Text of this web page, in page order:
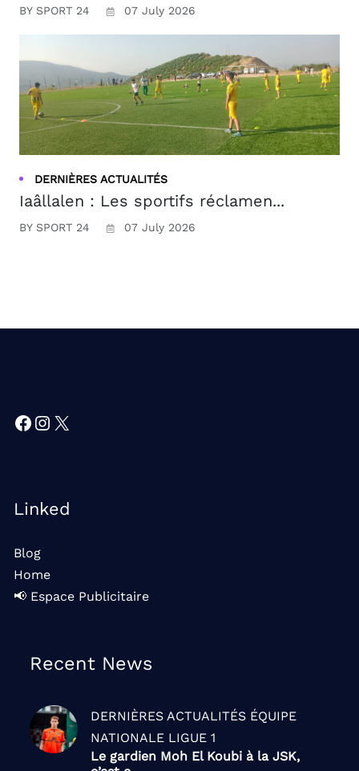
BY SPORT 24 07 July 2026
DERNIÈRES ACTUALITÉS
Iaâllalen : Les sportifs réclamen...
BY SPORT 24 07 July 2026
Facebook
Instagram
X
Linked
Blog
Home
📢 Espace Publicitaire
Recent News
DERNIÈRES ACTUALITÉS ÉQUIPE
NATIONALE LIGUE 1
Le gardien Moh El Koubi à la JSK,